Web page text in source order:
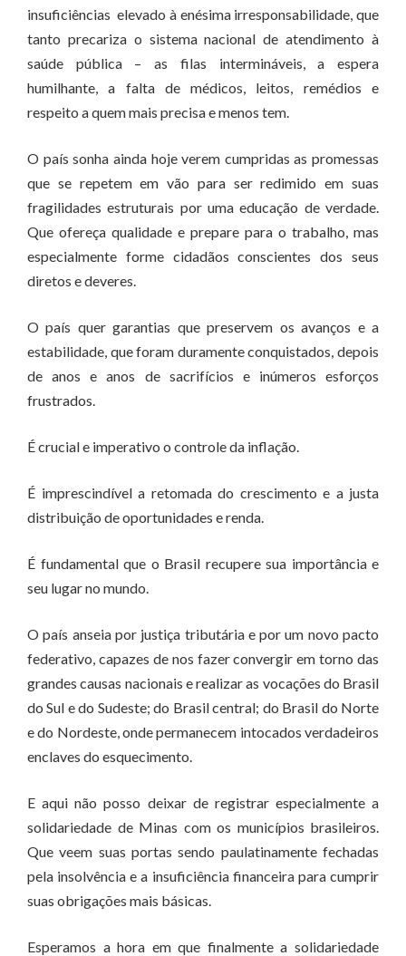
insuficiências elevado à enésima irresponsabilidade, que
tanto precariza o sistema nacional de atendimento à
saúde pública – as filas intermináveis, a espera
humilhante, a falta de médicos, leitos, remédios e
respeito a quem mais precisa e menos tem.
O país sonha ainda hoje verem cumpridas as promessas
que se repetem em vão para ser redimido em suas
fragilidades estruturais por uma educação de verdade.
Que ofereça qualidade e prepare para o trabalho, mas
especialmente forme cidadãos conscientes dos seus
diretos e deveres.
O país quer garantias que preservem os avanços e a
estabilidade, que foram duramente conquistados, depois
de anos e anos de sacrifícios e inúmeros esforços
frustrados.
É crucial e imperativo o controle da inflação.
É imprescindível a retomada do crescimento e a justa
distribuição de oportunidades e renda.
É fundamental que o Brasil recupere sua importância e
seu lugar no mundo.
O país anseia por justiça tributária e por um novo pacto
federativo, capazes de nos fazer convergir em torno das
grandes causas nacionais e realizar as vocações do Brasil
do Sul e do Sudeste; do Brasil central; do Brasil do Norte
e do Nordeste, onde permanecem intocados verdadeiros
enclaves do esquecimento.
E aqui não posso deixar de registrar especialmente a
solidariedade de Minas com os municípios brasileiros.
Que veem suas portas sendo paulatinamente fechadas
pela insolvência e a insuficiência financeira para cumprir
suas obrigações mais básicas.
Esperamos a hora em que finalmente a solidariedade